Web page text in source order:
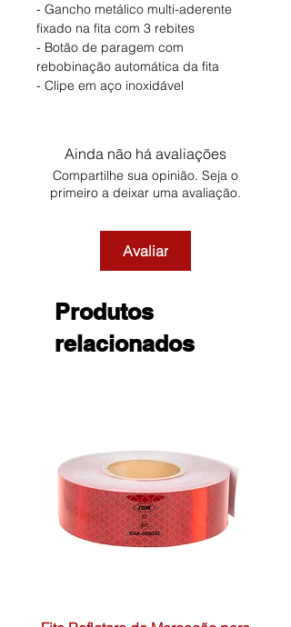
- Gancho metálico multi-aderente
fixado na fita com 3 rebites
- Botão de paragem com
rebobinação automática da fita
- Clipe em aço inoxidável
Ainda não há avaliações
Compartilhe sua opinião. Seja o
primeiro a deixar uma avaliação.
Avaliar
Produtos
relacionados